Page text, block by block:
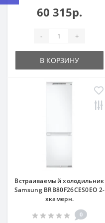
60 315р.
- +
В КОРЗИНУ
Встраиваемый холодильник
Samsung BRB80F26CES0EO 2-
хкамерн.
0